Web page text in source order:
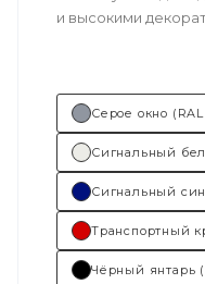
и высокими
Техническое
Состав (тип
(полиуретановая).
Основные
Серое окно
Сигнальный
Сигнальный
Транспортный
Чёрный янтарь